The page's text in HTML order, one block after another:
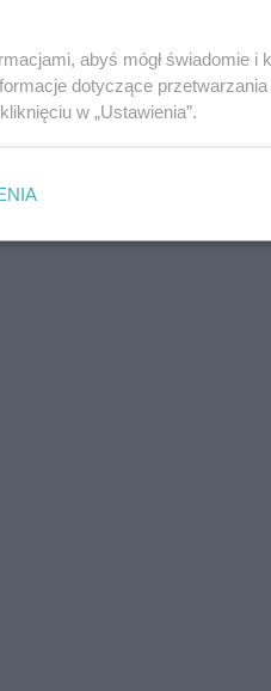
Były też
Turysta odesłał
zdarzeniem, zostaną
abyś mógł świadomie
dotyczące
w „Ustawienia”.